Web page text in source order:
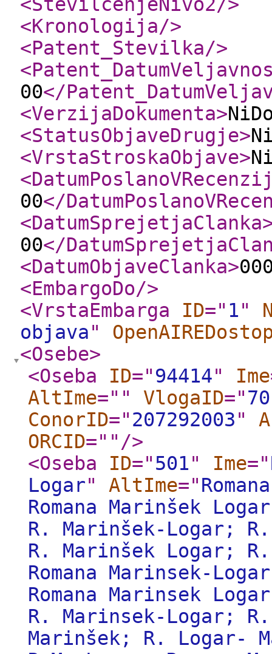
<Kronologija/>
<Patent_Stevilka/>
00</
<VerzijaDokumenta>
<StatusObjaveDrugje>
<VrstaStroskaObjave>
00</
<DatumSprejetjaClanka
00</
<DatumObjaveClanka>
<EmbargoDo/>
<VrstaEmbarga
ID=" 1"
objava"
<Osebe>
<Oseba
ID="94414" Ime
AltIme=" " VlogaID="70
ConorID="207292003"
ORCID=" " />
<Oseba
ID="501" Ime="
Logar" AltIme="
Romana Marinšek
R. Marinšek-Logar;
R. Marinšek Logar;
Romana Marinsek-
Romana Marinsek
R. Marinsek-Logar;
Marinšek; R. Logar-